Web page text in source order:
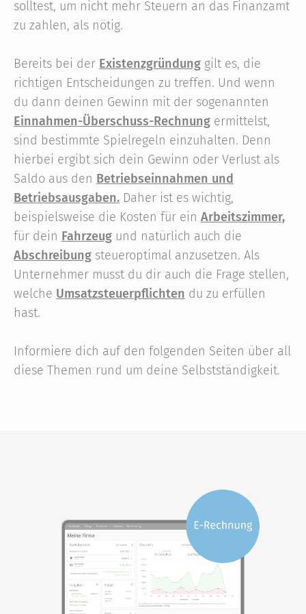
solltest, um nicht mehr Steuern an das Finanzamt
zu zahlen, als nötig.
Bereits bei der Existenzgründung gilt es, die
richtigen Entscheidungen zu treffen. Und wenn
du dann deinen Gewinn mit der sogenannten
Einnahmen-Überschuss-Rechnung ermittelst,
sind bestimmte Spielregeln einzuhalten. Denn
hierbei ergibt sich dein Gewinn oder Verlust als
Saldo aus den Betriebseinnahmen und
Betriebsausgaben. Daher ist es wichtig,
beispielsweise die Kosten für ein Arbeitszimmer,
für dein Fahrzeug und natürlich auch die
Abschreibung steueroptimal anzusetzen. Als
Unternehmer musst du dir auch die Frage stellen,
welche Umsatzsteuerpflichten du zu erfüllen
hast.
Informiere dich auf den folgenden Seiten über all
diese Themen rund um deine Selbstständigkeit.